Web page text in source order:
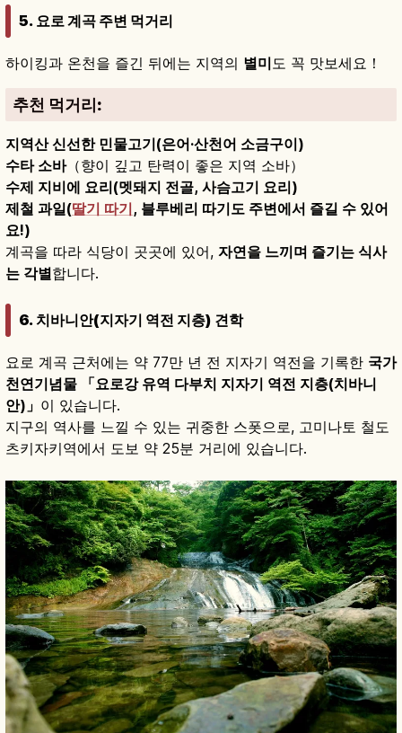
5. 요로 계곡 주변 먹거리
하이킹과 온천을 즐긴 뒤에는 지역의 별미도 꼭 맛보세요！
추천 먹거리:
지역산 신선한 민물고기(은어·산천어 소금구이)
수타 소바（향이 깊고 탄력이 좋은 지역 소바）
수제 지비에 요리(멧돼지 전골, 사슴고기 요리)
제철 과일(딸기 따기, 블루베리 따기도 주변에서 즐길 수 있어
요!)
계곡을 따라 식당이 곳곳에 있어, 자연을 느끼며 즐기는 식사
는 각별합니다.
6. 치바니안(지자기 역전 지층) 견학
요로 계곡 근처에는 약 77만 년 전 지자기 역전을 기록한 국가
천연기념물 「요로강 유역 다부치 지자기 역전 지층(치바니
안)」 이 있습니다.
지구의 역사를 느낄 수 있는 귀중한 스폿으로, 고미나토 철도
츠키자키역에서 도보 약 25분 거리에 있습니다.